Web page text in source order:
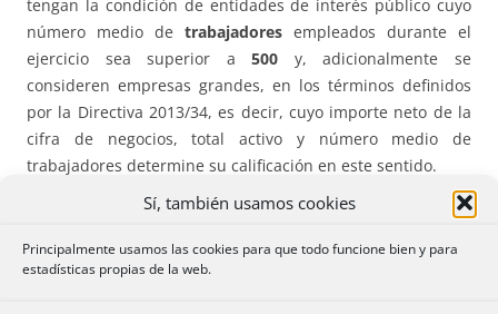
Sí, también usamos cookies
Principalmente usamos las cookies para que todo funcione bien y para
estadísticas propias de la web.
tengan la condición de entidades de interés público cuyo
número medio de trabajadores empleados durante el
ejercicio sea superior a500 y, adicionalmente se
consideren empresas grandes, en los términos definidos
por la Directiva 2013/34, es decir, cuyo importe neto de la
cifra de negocios, total activo y número medio de
trabajadores determine su calificación en este sentido.
, en relación a
estas nuevas obligaciones, sólo se les impone el
comprobar que se haya facilitado el estado de